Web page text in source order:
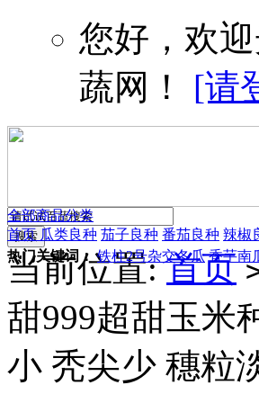
您好，欢
蔬网！ [请
热门关键词： 铁柱2号杂交冬瓜 香芋南
全部商品分类
首页 瓜类良种 茄子良种 番茄良种 辣椒
当前位置:首页
甜999超甜玉米
小 秃尖少 穗粒